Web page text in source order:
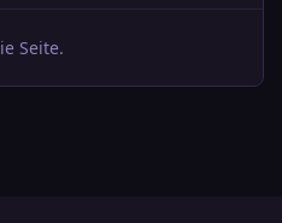
Seite.